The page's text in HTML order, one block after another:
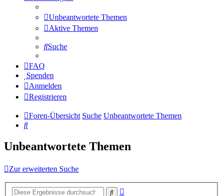
Unbeantwortete Themen
Aktive Themen
Suche
FAQ
Spenden
Anmelden
Registrieren
Foren-Übersicht Suche Unbeantwortete Themen
Suche
Unbeantwortete Themen
Zur erweiterten Suche
Suche